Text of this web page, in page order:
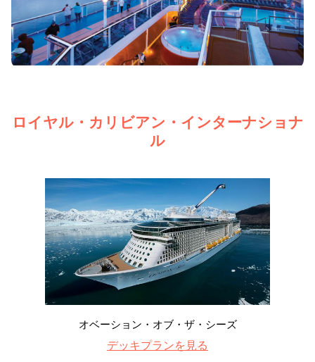
ロイヤル・カリビアン・インターナショナ
ル
オベーション・オブ・ザ・シーズ
デッキプランを見る